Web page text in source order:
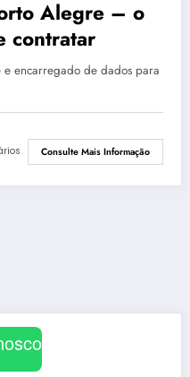
Alegre – o
contratar
e encarregado de dados para
Consulte Mais Informação